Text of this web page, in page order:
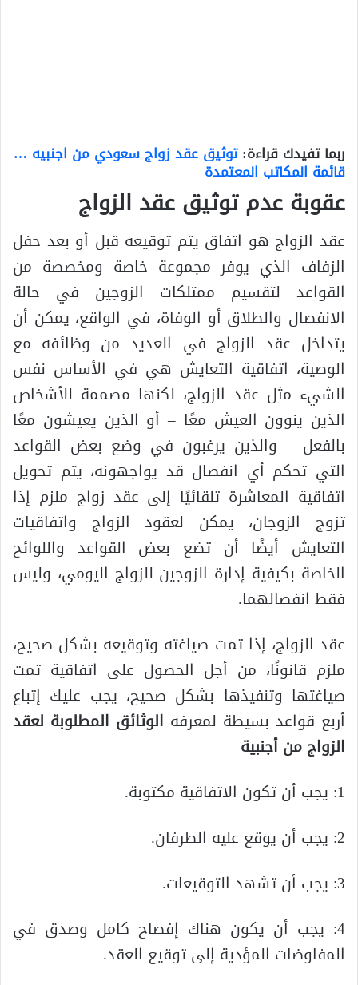
ربما تفيدك قراءة:توثيق عقد زواج سعودي من اجنبيه …
قائمة المكاتب المعتمدة
عقوبة عدم توثيق عقد الزواج
عقد الزواج هو اتفاق يتم توقيعه قبل أو بعد حفل
الزفاف الذي يوفر مجموعة خاصة ومخصصة من
القواعد لتقسيم ممتلكات الزوجين في حالة
الانفصال والطلاق أو الوفاة، في الواقع، يمكن أن
يتداخل عقد الزواج في العديد من وظائفه مع
الوصية، اتفاقية التعايش هي في الأساس نفس
الشيء مثل عقد الزواج، لكنها مصممة للأشخاص
الذين ينوون العيش معًا – أو الذين يعيشون معًا
بالفعل – والذين يرغبون في وضع بعض القواعد
التي تحكم أي انفصال قد يواجهونه، يتم تحويل
اتفاقية المعاشرة تلقائيًا إلى عقد زواج ملزم إذا
تزوج الزوجان، يمكن لعقود الزواج واتفاقيات
التعايش أيضًا أن تضع بعض القواعد واللوائح
الخاصة بكيفية إدارة الزوجين للزواج اليومي، وليس
فقط انفصالهما.
عقد الزواج، إذا تمت صياغته وتوقيعه بشكل صحيح،
ملزم قانونًا، من أجل الحصول على اتفاقية تمت
صياغتها وتنفيذها بشكل صحيح، يجب عليك إتباع
أربع قواعد بسيطة لمعرفه الوثائق المطلوبة لعقد
الزواج من أجنبية
1: يجب أن تكون الاتفاقية مكتوبة.
2: يجب أن يوقع عليه الطرفان.
3: يجب أن تشهد التوقيعات.
4: يجب أن يكون هناك إفصاح كامل وصدق في
المفاوضات المؤدية إلى توقيع العقد.